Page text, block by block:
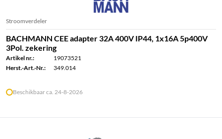
Stroomverdeler
BACHMANN CEE adapter 32A 400V IP44, 1x16A 5p400V
3Pol. zekering
Artikel nr.:
19073521
Herst.-Art.-Nr.:
349.014
Beschikbaar ca. 24-8-2026